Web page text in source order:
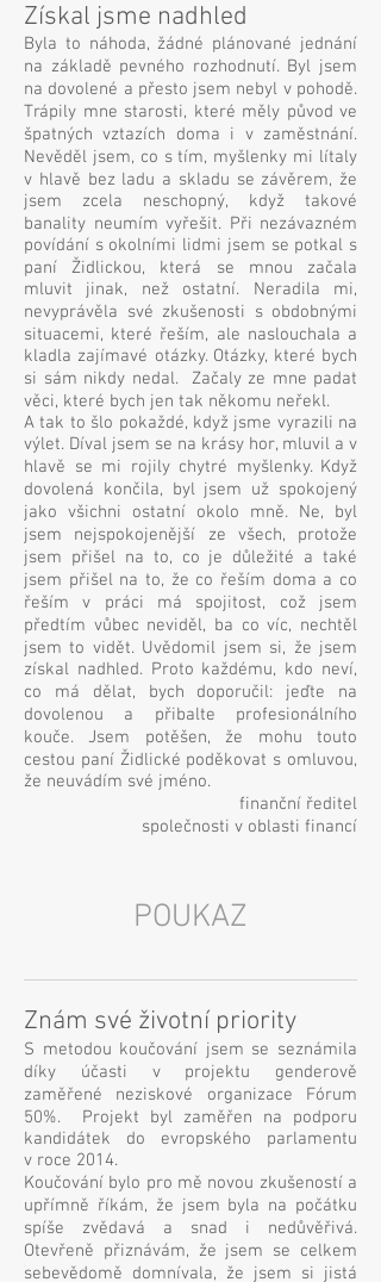
Znám své životní priority
S metodou koučování jsem se seznámila
díky účasti v projektu genderově
zaměřené neziskové organizace Fórum
50%. Projekt byl zaměřen na podporu
kandidátek do evropského parlamentu
v roce 2014.
Koučování bylo pro mě novou zkušeností a
upřímně říkám, že jsem byla na počátku
spíše zvědavá a snad i nedůvěřivá.
Otevřeně přiznávám, že jsem se celkem
sebevědomě domnívala, že jsem si jistá
Získal jsme nadhled
Byla to náhoda, žádné plánované jednání
na základě pevného rozhodnutí. Byl jsem
na dovolené a přesto jsem nebyl v pohodě.
Trápily mne starosti, které měly původ ve
špatných vztazích doma i v zaměstnání.
Nevěděl jsem, co s tím, myšlenky mi lítaly
v hlavě bez ladu a skladu se závěrem, že
jsem zcela neschopný, když takové
banality neumím vyřešit. Při nezávazném
povídání s okolními lidmi jsem se potkal s
paní Židlickou, která se mnou začala
mluvit jinak, než ostatní. Neradila mi,
nevyprávěla své zkušenosti s obdobnými
situacemi, které řeším, ale naslouchala a
kladla zajímavé otázky. Otázky, které bych
si sám nikdy nedal. Začaly ze mne padat
věci, které bych jen tak někomu neřekl.
A tak to šlo pokaždé, když jsme vyrazili na
výlet. Díval jsem se na krásy hor, mluvil a v
hlavě se mi rojily chytré myšlenky. Když
dovolená končila, byl jsem už spokojený
jako všichni ostatní okolo mně. Ne, byl
jsem nejspokojenější ze všech, protože
jsem přišel na to, co je důležité a také
jsem přišel na to, že co řeším doma a co
řeším v práci má spojitost, což jsem
předtím vůbec neviděl, ba co víc, nechtěl
jsem to vidět. Uvědomil jsem si, že jsem
získal nadhled. Proto každému, kdo neví,
co má dělat, bych doporučil: jeďte na
dovolenou a přibalte profesionálního
kouče. Jsem potěšen, že mohu touto
cestou paní Židlické poděkovat s omluvou,
že neuvádím své jméno.
finanční ředitel
společnosti v oblasti financí
POUKAZ